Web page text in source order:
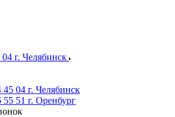
04 г. Челябинск
45 04 г. Челябинск
55 51 г. Оренбург